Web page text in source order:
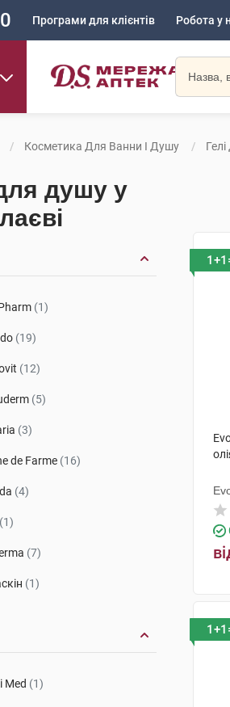
Програми для клієнтів Робота у
Косметика Для Ванни І Душу
душу у
(1)
(19)
(12)
(5)
(3)
de Farme (16)
(4)
(1)
(7)
(1)
Med (1)